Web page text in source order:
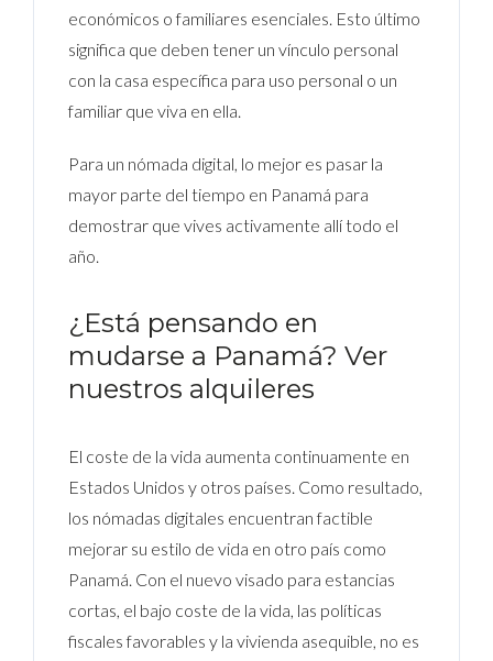
económicos o familiares esenciales. Esto último
significa que deben tener un vínculo personal
con la casa específica para uso personal o un
familiar que viva en ella.
Para un nómada digital, lo mejor es pasar la
mayor parte del tiempo en Panamá para
demostrar que vives activamente allí todo el
año.
¿Está pensando en
mudarse a Panamá? Ver
nuestros alquileres
El coste de la vida aumenta continuamente en
Estados Unidos y otros países. Como resultado,
los nómadas digitales encuentran factible
mejorar su estilo de vida en otro país como
Panamá. Con el nuevo visado para estancias
cortas, el bajo coste de la vida, las políticas
fiscales favorables y la vivienda asequible, no es